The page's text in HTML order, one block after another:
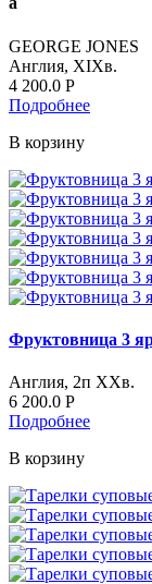
GEORGE JONES
Англия, XIXв.
4 200.0 Р
Подробнее
В корзину
Фруктовница 3
Англия, 2п ХХв.
6 200.0 Р
Подробнее
В корзину